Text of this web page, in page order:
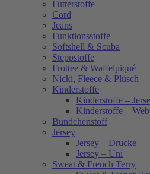
Futterstoffe
Cord
Jeans
Funktionsstoffe
Softshell & Scuba
Steppstoffe
Frottee & Waffelpiqué
Nicki, Fleece & Plüsch
Kinderstoffe
Kinderstoffe –
Kinderstoffe –
Bündchenstoff
Jersey
Jersey – Drucke
Jersey – Uni
Sweat & French Terry